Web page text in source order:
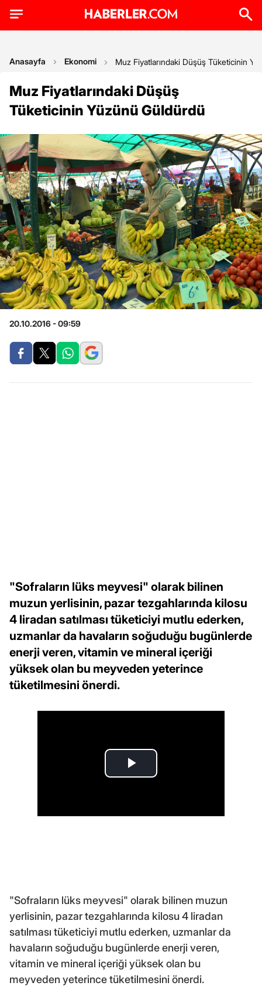
Anasayfa Ekonomi Muz Fiyatlarındaki Düşüş Tüketicinin
Muz Fiyatlarındaki Düşüş
Tüketicinin Yüzünü Güldürdü
20.10.2016 - 09:59
"Sofraların lüks meyvesi" olarak bilinen
muzun yerlisinin, pazar tezgahlarında kilosu
4 liradan satılması tüketiciyi mutlu ederken,
uzmanlar da havaların soğuduğu bugünlerde
enerji veren, vitamin ve mineral içeriği
yüksek olan bu meyveden yeterince
tüketilmesini önerdi.
"Sofraların lüks meyvesi" olarak bilinen muzun
yerlisinin, pazar tezgahlarında kilosu 4 liradan
satılması tüketiciyi mutlu ederken, uzmanlar da
havaların soğuduğu bugünlerde enerji veren,
vitamin ve mineral içeriği yüksek olan bu
meyveden yeterince tüketilmesini önerdi.